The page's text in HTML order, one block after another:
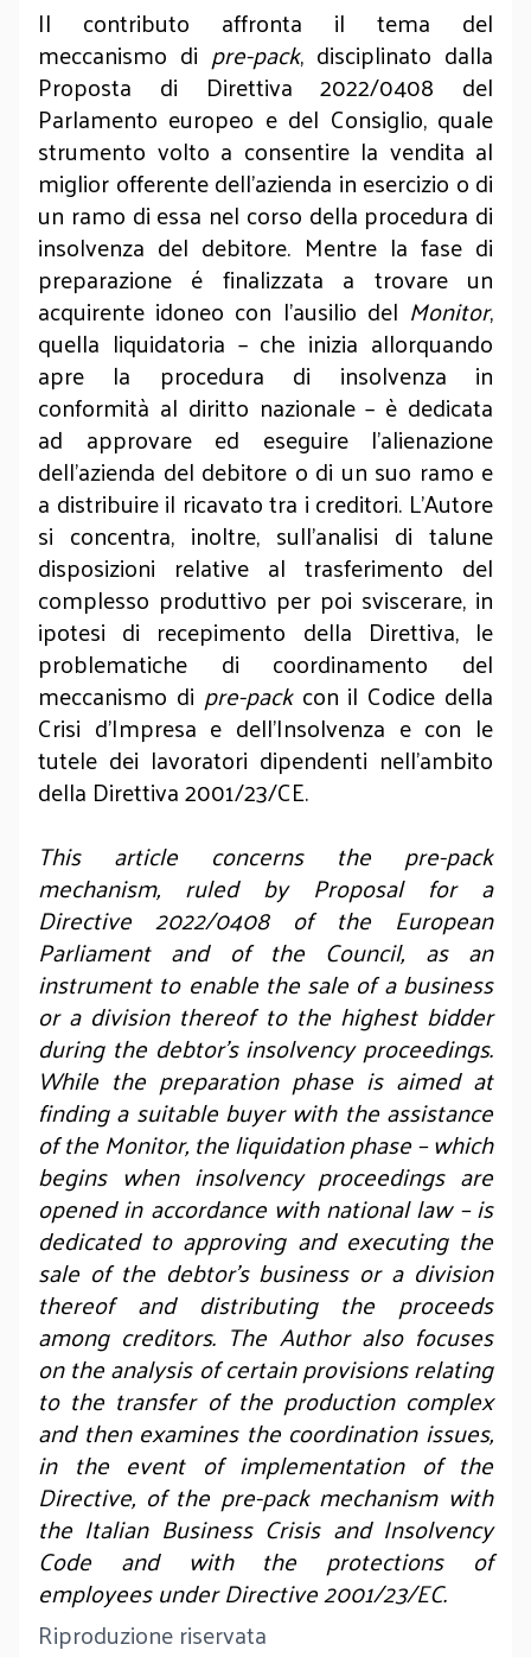
Il contributo affronta il tema del
meccanismo di pre-pack, disciplinato dalla
Proposta di Direttiva 2022/0408 del
Parlamento europeo e del Consiglio, quale
strumento volto a consentire la vendita al
miglior offerente dell’azienda in esercizio o di
un ramo di essa nel corso della procedura di
insolvenza del debitore. Mentre la fase di
preparazione é finalizzata a trovare un
acquirente idoneo con l’ausilio del Monitor,
quella liquidatoria – che inizia allorquando
apre la procedura di insolvenza in
conformità al diritto nazionale – è dedicata
ad approvare ed eseguire l’alienazione
dell’azienda del debitore o di un suo ramo e
a distribuire il ricavato tra i creditori. L’Autore
si concentra, inoltre, sull’analisi di talune
disposizioni relative al trasferimento del
complesso produttivo per poi sviscerare, in
ipotesi di recepimento della Direttiva, le
problematiche di coordinamento del
meccanismo di pre-packcon il Codice della
Crisi d’Impresa e dell’Insolvenza e con le
tutele dei lavoratori dipendenti nell’ambito
della Direttiva 2001/23/CE.
This article concerns the pre-pack
mechanism, ruled by Proposal for a
Directive 2022/0408 of the European
Parliament and of the Council, as an
instrument to enable the sale of a business
or a division thereof to the highest bidder
during the debtor’s insolvency proceedings.
While the preparation phase is aimed at
finding a suitable buyer with the assistance
of the Monitor, the liquidation phase – which
begins when insolvency proceedings are
opened in accordance with national law – is
dedicated to approving and executing the
sale of the debtor’s business or a division
thereof and distributing the proceeds
among creditors. The Author also focuses
on the analysis of certain provisions relating
to the transfer of the production complex
and then examines the coordination issues,
in the event of implementation of the
Directive, of the pre-pack mechanism with
the Italian Business Crisis and Insolvency
Code and with the protections of
employees under Directive 2001/23/EC.
Riproduzione riservata